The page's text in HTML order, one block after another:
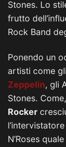
Stones. Lo
frutto
Rock Band
Ponendo un
artisti come gli
Zeppelin, gli
Stones.
Rocker
N’Roses